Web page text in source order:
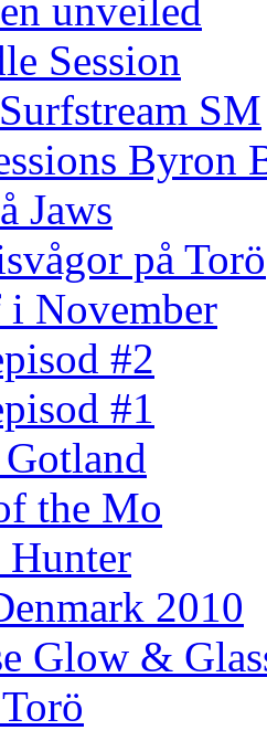
unveiled
Session
SM
Byron
Jaws
på Torö
November
#2
#1
the Mo
Hunter
2010
Glow &